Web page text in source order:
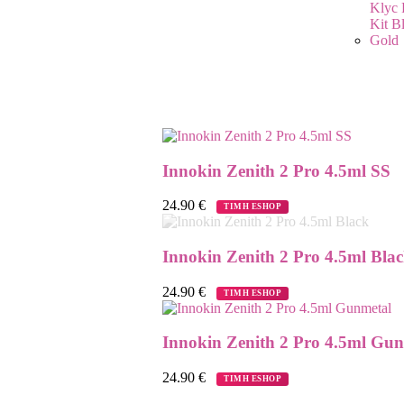
Innokin Zenith 2 Pro 4.5ml SS
24.90 € ΤΙΜΗ ESHOP
Innokin Zenith 2 Pro 4.5ml
24.90 € ΤΙΜΗ ESHOP
Innokin Zenith 2 Pro 4.5ml
24.90 € ΤΙΜΗ ESHOP